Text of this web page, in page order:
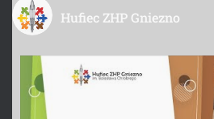
Hufiec ZHP Gniezno